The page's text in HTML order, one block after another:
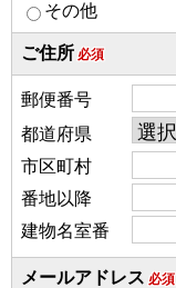
その他
ご住所 必須
郵便番号
都道府県
市区町村
番地以降
建物名室番
メールアドレス 必須